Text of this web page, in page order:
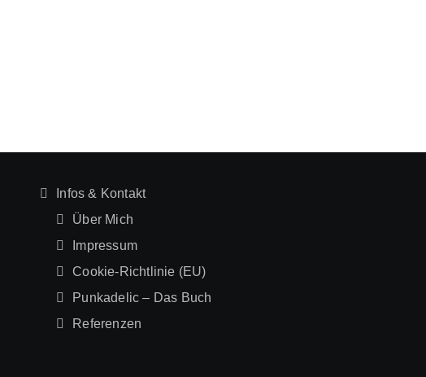
Infos & Kontakt
Über Mich
Impressum
Cookie-Richtlinie (EU)
Punkadelic – Das Buch
Referenzen